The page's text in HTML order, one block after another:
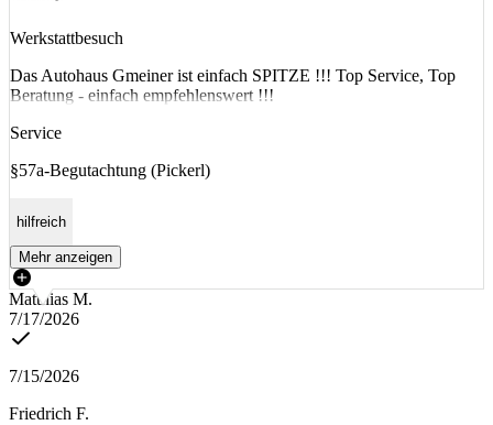
Werkstattbesuch
Das Autohaus Gmeiner ist einfach SPITZE !!! Top Service, Top
Beratung - einfach empfehlenswert !!!
Service
§57a-Begutachtung (Pickerl)
hilfreich
Mehr anzeigen
Matthias M.
7/17/2026
7/15/2026
Friedrich F.